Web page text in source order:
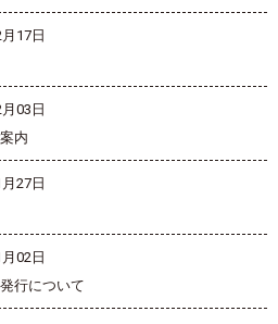
17日
03日
内
27日
02日
行について